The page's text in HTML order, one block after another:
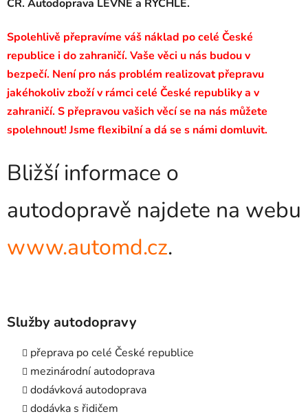
ČR. Autodoprava LEVNĚ a RYCHLE.
Spolehlivě přepravíme váš náklad po celé České
republice i do zahraničí. Vaše věci u nás budou v
bezpečí. Není pro nás problém realizovat přepravu
jakéhokoliv zboží v rámci celé České republiky a v
zahraničí. S přepravou vašich věcí se na nás můžete
spolehnout! Jsme flexibilní a dá se s námi domluvit.
Bližší informace o
autodopravě najdete na webu
www.automd.cz.
Služby autodopravy
přeprava po celé České republice
mezinárodní autodoprava
dodávková autodoprava
dodávka s řidičem